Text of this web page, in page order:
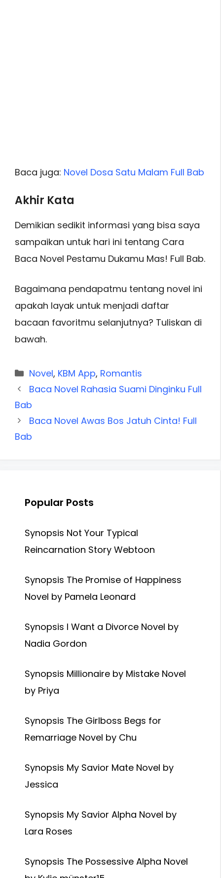
Baca juga: Novel Dosa Satu Malam Full Bab
Akhir Kata
Demikian sedikit informasi yang bisa saya
sampaikan untuk hari ini tentang Cara
Baca Novel Pestamu Dukamu Mas! Full Bab.
Bagaimana pendapatmu tentang novel ini
apakah layak untuk menjadi daftar
bacaan favoritmu selanjutnya? Tuliskan di
bawah.
Categories
Novel, KBM App, Romantis
Baca Novel Rahasia Suami Dinginku Full
Bab
Baca Novel Awas Bos Jatuh Cinta! Full
Bab
Popular Posts
Synopsis Not Your Typical
Reincarnation Story Webtoon
Synopsis The Promise of Happiness
Novel by Pamela Leonard
Synopsis I Want a Divorce Novel by
Nadia Gordon
Synopsis Millionaire by Mistake Novel
by Priya
Synopsis The Girlboss Begs for
Remarriage Novel by Chu
Synopsis My Savior Mate Novel by
Jessica
Synopsis My Savior Alpha Novel by
Lara Roses
Synopsis The Possessive Alpha Novel